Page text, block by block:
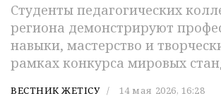
Студенты педагогических
региона демонстрируют
навыки, мастерство и
рамках конкурса мировых
ВЕСТНИК ЖЕТІСУ 14 мая 2026, 16:28